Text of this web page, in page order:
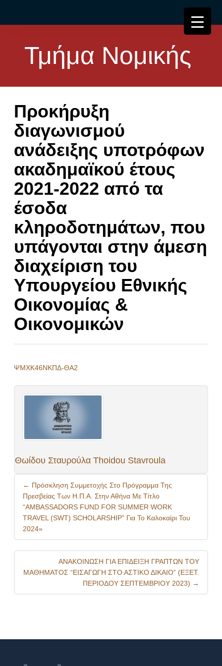
Τμήμα Νομικής
Προκήρυξη
διαγωνισμού
ανάδειξης υποτρόφων
ακαδημαϊκού έτους
2021-2022 από τα
έσοδα
κληροδοτημάτων, που
υπάγονται στην άμεση
διαχείριση του
Υπουργείου Εθνικής
Οικονομίας &
Οικονομικών
ΨΜΧΚ46ΝΚΠΔ-ΘΑ2
Θωίδου Σταυρούλα Thoidou Stavroula
Post
navigation
← Πρόσκληση Συμμετοχής Στο Πρόγραμμα Της
Πρεσβείας Των Η.Π.Α. Στην Αθήνα Με Τίτλο
“AMBASSADORS FUND FOR SUMMER WORK
TRAVEL (SWT) SCHOLARSHIP” Για Το Καλοκαίρι Του
2024»
ΑΝΑΚΟΙΝΩΣΗ ΓΙΑ ΕΠΙΔΕΙΞΗ ΓΡΑΠΤΩΝ ΤΟΥ
ΜΑΘΗΜΑΤΟΣ “ΕΙΣΑΓΩΓΗ ΣΤΟ ΑΣΤΙΚΟ ΔΙΚΑΙΟ” (ΕΞΕΤ.
ΠΕΡΙΟΔΟΥ ΣΕΠΤΕΜΒΡΙΟΥ 2023) →